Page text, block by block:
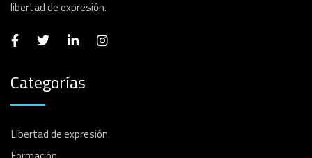
libertad de expresión.
Categorías
Libertad de expresión